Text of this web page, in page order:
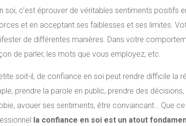
soi, c’est éprouver de véritables sentiments positifs
et en acceptant ses faiblesses et ses limites.
de différentes manières. Dans votre
de parler, les mots que vous employez, etc.
soit-il, de confiance en soi peut rendre difficile la
prendre la parole en public, prendre des
avouer ses sentiments, être convaincant… Que
la confiance en soi est un atout